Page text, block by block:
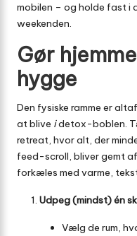
mobilen – og holde fast i
weekenden.
Gør
hygge
Den fysiske ramme er
at blive idetox-boblen.
retreat, hvor alt, der
feed-scroll, bliver gemt
forkæles med varme,
Udpeg (mindst) én
Vælg de rum,